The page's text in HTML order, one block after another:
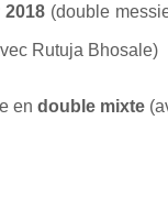
2018(double
Rutuja Bhosale)
en double mixte